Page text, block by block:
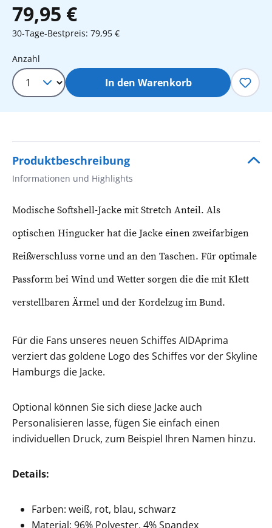
79,95 €
30-Tage-Bestpreis: 79,95 €
Produkt Anzahl: Gib den
Anzahl
In den Warenkorb
Produktbeschreibung
Informationen und Highlights
Modische Softshell-Jacke mit Stretch Anteil. Als
optischen Hingucker hat die Jacke einen zweifarbigen
Reißverschluss vorne und an den Taschen. Für optimale
Passform bei Wind und Wetter sorgen die die mit Klett
verstellbaren Ärmel und der Kordelzug im Bund.
Für die Fans unseres neuen Schiffes AIDAprima
verziert das goldene Logo des Schiffes vor der Skyline
Hamburgs die Jacke.
Optional können Sie sich diese Jacke auch
Personalisieren lasse, fügen Sie einfach einen
individuellen Druck, zum Beispiel Ihren Namen hinzu.
Details:
Farben: weiß, rot, blau, schwarz
Material: 96% Polyester, 4% Spandex